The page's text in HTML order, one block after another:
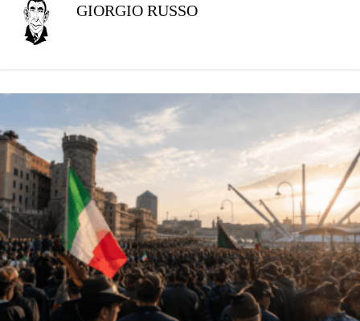
GIORGIO RUSSO